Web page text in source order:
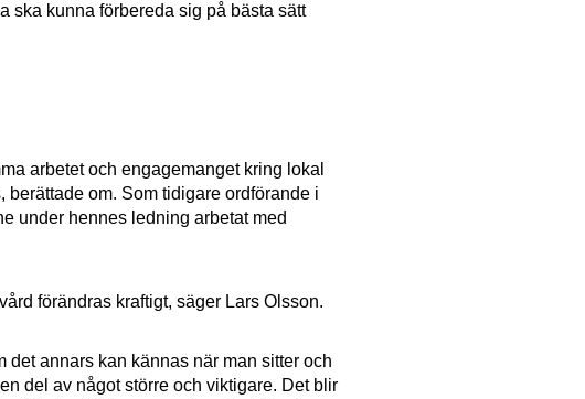
ska kunna förbereda sig på bästa sätt
arbetet och engagemanget kring lokal
om. Som tidigare ordförande i
under hennes ledning arbetat med
förändras kraftigt, säger Lars Olsson.
det annars kan kännas när man sitter och
del av något större och viktigare. Det blir